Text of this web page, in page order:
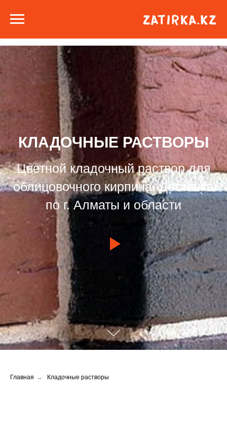
КЛАДОЧНЫЕ РАСТВОРЫ
Цветной кладочный раствор для
облицовочного кирпича. Доставка
по г. Алматы и области
Главная → Кладочные растворы